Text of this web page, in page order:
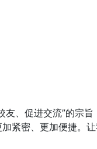
友、促进交流”的宗
紧密、更加便捷。